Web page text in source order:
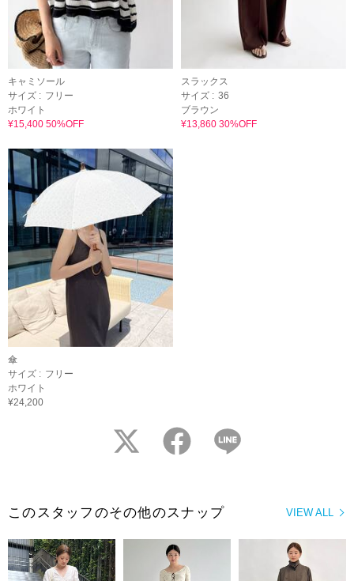
キャミソール
サイズ : フリー
ホワイト
¥15,400 50%OFF
スラックス
サイズ : 36
ブラウン
¥13,860 30%OFF
傘
サイズ : フリー
ホワイト
¥24,200
twitter facebook
VIEW ALL
このスタッフのその他のスナップ